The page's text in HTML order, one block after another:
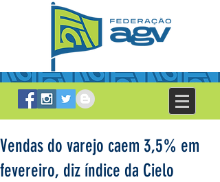
Vendas do varejo caem 3,5% em
fevereiro, diz índice da Cielo